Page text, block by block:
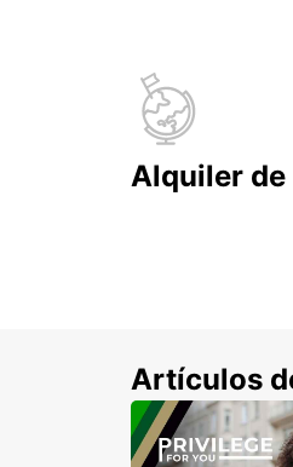
Alquiler de
Artículos